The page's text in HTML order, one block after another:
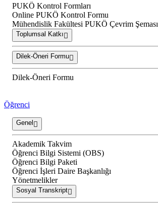
PUKÖ Kontrol Formları
Online PUKÖ Kontrol Formu
Mühendislik Fakültesi PUKÖ Çevrim Şeması
Toplumsal Katkı
Dilek-Öneri Formu
Dilek-Öneri Formu
Öğrenci
Genel
Akademik Takvim
Öğrenci Bilgi Sistemi (OBS)
Öğrenci Bilgi Paketi
Öğrenci İşleri Daire Başkanlığı
Yönetmelikler
Sosyal Transkript